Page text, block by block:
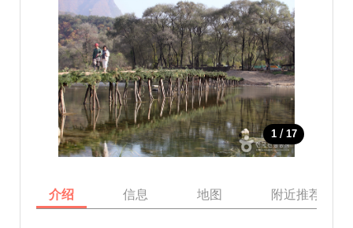
1 / 17
介绍 信息 地图 附近推荐景点